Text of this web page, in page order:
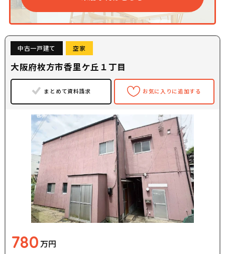
中古一戸建て 空家
大阪府枚方市香里ケ丘１丁目
まとめて資料請求 お気に入りに追加する
780万円